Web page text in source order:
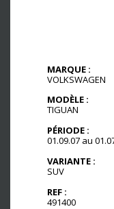
MARQUE :
VOLKSWAGEN
MODÈLE :
TIGUAN
PÉRIODE :
01.09.07 au
VARIANTE :
SUV
REF :
491400